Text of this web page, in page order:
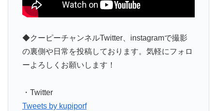
◆クーピーチャンネルTwitter、instagramで撮影
の裏側や日常を投稿しております。気軽にフォロ
ーよろしくお願いします！
・Twitter
Tweets by kupiporf